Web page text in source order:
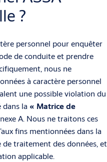
?
personnel pour enquêter
de conduite et prendre
nous ne
à caractère personnel
une possible violation du
la « Matrice de
A. Nous ne traitons ces
fins mentionnées dans la
traitement des données, et
applicable.